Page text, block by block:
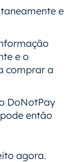
e
e o
comprar a
DoNotPay
então
agora.